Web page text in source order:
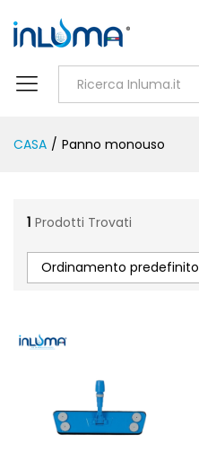
CASA / Panno monouso
1 Prodotti Trovati
Ordinamento predefinito